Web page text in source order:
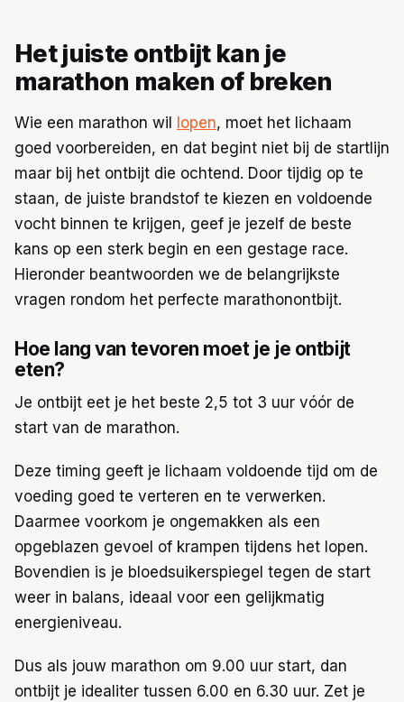
Het juiste ontbijt kan je
marathon maken of breken
Wie een marathon wil lopen, moet het lichaam
goed voorbereiden, en dat begint niet bij de startlijn
maar bij het ontbijt die ochtend. Door tijdig op te
staan, de juiste brandstof te kiezen en voldoende
vocht binnen te krijgen, geef je jezelf de beste
kans op een sterk begin en een gestage race.
Hieronder beantwoorden we de belangrijkste
vragen rondom het perfecte marathonontbijt.
Hoe lang van tevoren moet je je ontbijt
eten?
Je ontbijt eet je het beste 2,5 tot 3 uur vóór de
start van de marathon.
Deze timing geeft je lichaam voldoende tijd om de
voeding goed te verteren en te verwerken.
Daarmee voorkom je ongemakken als een
opgeblazen gevoel of krampen tijdens het lopen.
Bovendien is je bloedsuikerspiegel tegen de start
weer in balans, ideaal voor een gelijkmatig
energieniveau.
Dus als jouw marathon om 9.00 uur start, dan
ontbijt je idealiter tussen 6.00 en 6.30 uur. Zet je